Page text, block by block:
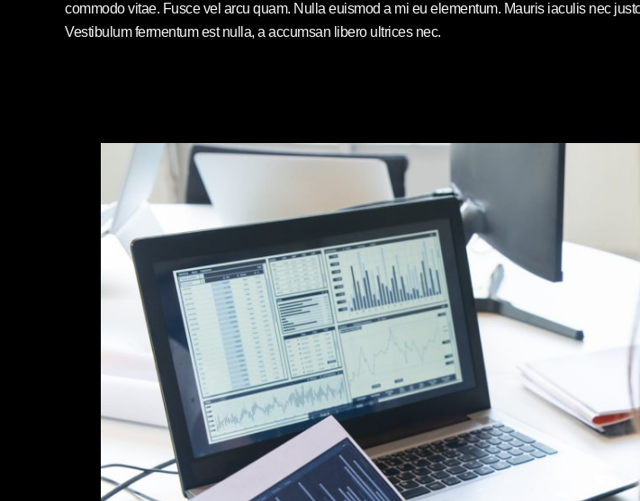
commodo vitae. Fusce vel arcu quam. Nulla euismod a mi eu elementum. Mauris iaculis nec
Vestibulum fermentum est nulla, a accumsan libero ultrices nec.